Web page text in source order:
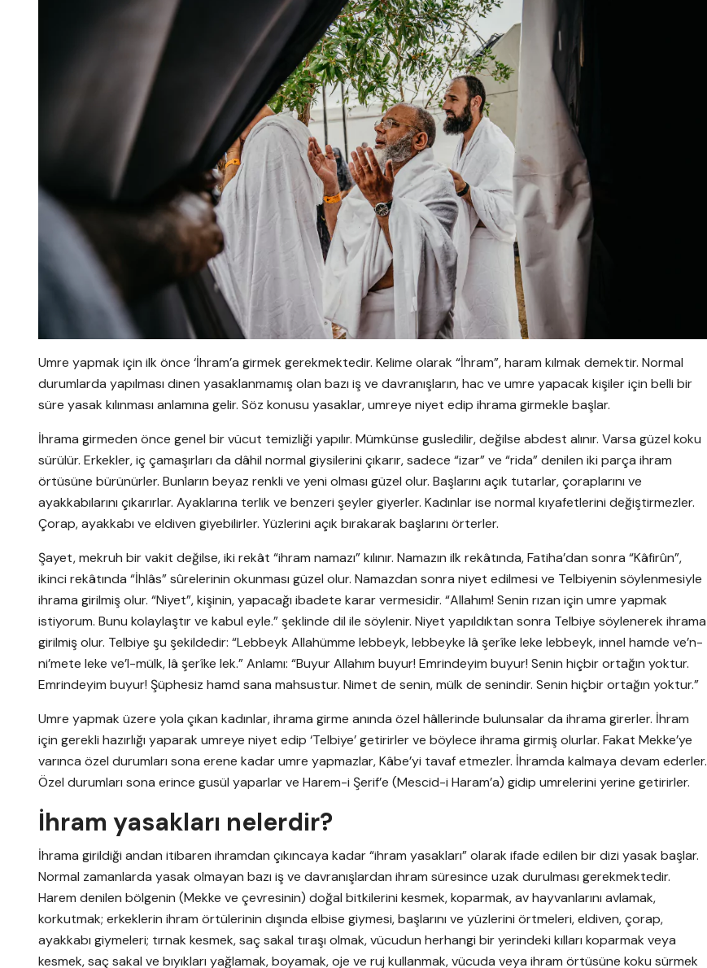
Umre yapmak için ilk önce ‘İhram’a girmek gerekmektedir. Kelime olarak “İhram”, haram kılmak demektir. Normal
durumlarda yapılması dinen yasaklanmamış olan bazı iş ve davranışların, hac ve umre yapacak kişiler için belli bir
süre yasak kılınması anlamına gelir. Söz konusu yasaklar, umreye niyet edip ihrama girmekle başlar.
İhrama girmeden önce genel bir vücut temizliği yapılır. Mümkünse gusledilir, değilse abdest alınır. Varsa güzel koku
sürülür. Erkekler, iç çamaşırları da dâhil normal giysilerini çıkarır, sadece “izar” ve “rida” denilen iki parça ihram
örtüsüne bürünürler. Bunların beyaz renkli ve yeni olması güzel olur. Başlarını açık tutarlar, çoraplarını ve
ayakkabılarını çıkarırlar. Ayaklarına terlik ve benzeri şeyler giyerler. Kadınlar ise normal kıyafetlerini değiştirmezler.
Çorap, ayakkabı ve eldiven giyebilirler. Yüzlerini açık bırakarak başlarını örterler.
Şayet, mekruh bir vakit değilse, iki rekât “ihram namazı” kılınır. Namazın ilk rekâtında, Fatiha’dan sonra “Kâfirûn”,
ikinci rekâtında “İhlâs” sûrelerinin okunması güzel olur. Namazdan sonra niyet edilmesi ve Telbiyenin söylenmesiyle
ihrama girilmiş olur. “Niyet”, kişinin, yapacağı ibadete karar vermesidir. “Allahım! Senin rızan için umre yapmak
istiyorum. Bunu kolaylaştır ve kabul eyle.” şeklinde dil ile söylenir. Niyet yapıldıktan sonra Telbiye söylenerek ihrama
girilmiş olur. Telbiye şu şekildedir: “Lebbeyk Allahümme lebbeyk, lebbeyke lâ şerîke leke lebbeyk, innel hamde ve’n-
ni’mete leke ve’l-mülk, lâ şerîke lek.” Anlamı: “Buyur Allahım buyur! Emrindeyim buyur! Senin hiçbir ortağın yoktur.
Emrindeyim buyur! Şüphesiz hamd sana mahsustur. Nimet de senin, mülk de senindir. Senin hiçbir ortağın yoktur.”
Umre yapmak üzere yola çıkan kadınlar, ihrama girme anında özel hâllerinde bulunsalar da ihrama girerler. İhram
için gerekli hazırlığı yaparak umreye niyet edip ‘Telbiye’ getirirler ve böylece ihrama girmiş olurlar. Fakat Mekke’ye
varınca özel durumları sona erene kadar umre yapmazlar, Kâbe’yi tavaf etmezler. İhramda kalmaya devam ederler.
Özel durumları sona erince gusül yaparlar ve Harem-i Şerif’e (Mescid-i Haram’a) gidip umrelerini yerine getirirler.
İhram yasakları nelerdir?
İhrama girildiği andan itibaren ihramdan çıkıncaya kadar “ihram yasakları” olarak ifade edilen bir dizi yasak başlar.
Normal zamanlarda yasak olmayan bazı iş ve davranışlardan ihram süresince uzak durulması gerekmektedir.
Harem denilen bölgenin (Mekke ve çevresinin) doğal bitkilerini kesmek, koparmak, av hayvanlarını avlamak,
korkutmak; erkeklerin ihram örtülerinin dışında elbise giymesi, başlarını ve yüzlerini örtmeleri, eldiven, çorap,
ayakkabı giymeleri; tırnak kesmek, saç sakal tıraşı olmak, vücudun herhangi bir yerindeki kılları koparmak veya
kesmek, saç sakal ve bıyıkları yağlamak, boyamak, oje ve ruj kullanmak, vücuda veya ihram örtüsüne koku sürmek